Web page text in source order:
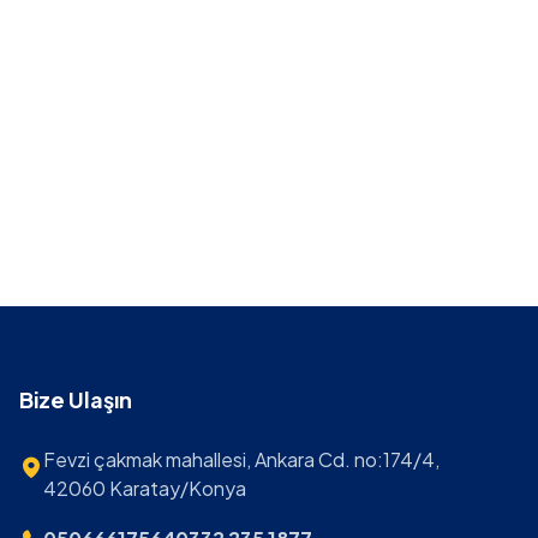
Bize Ulaşın
Fevzi çakmak mahallesi, Ankara Cd. no:174/4,
42060 Karatay/Konya